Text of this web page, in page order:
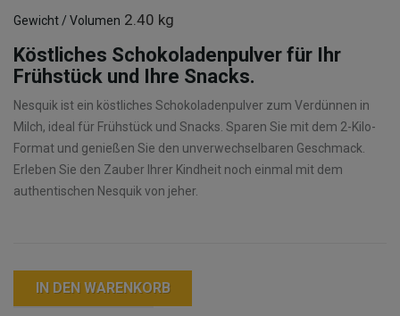
Gewicht / Volumen 2.40 kg
Köstliches Schokoladenpulver für Ihr
Frühstück und Ihre Snacks.
Nesquik ist ein köstliches Schokoladenpulver zum Verdünnen in
Milch, ideal für Frühstück und Snacks. Sparen Sie mit dem 2-Kilo-
Format und genießen Sie den unverwechselbaren Geschmack.
Erleben Sie den Zauber Ihrer Kindheit noch einmal mit dem
authentischen Nesquik von jeher.
IN DEN WARENKORB